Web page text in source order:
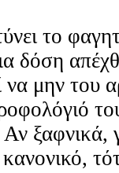
το
δόση
μην του
ξαφνικά,